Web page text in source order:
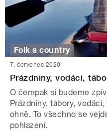
Folk a country
7. červenec 2020
Prázdniny, vodáci,
O čempak si budeme
Prázdniny, tábory,
ohně. To všechno se
pohlazení.